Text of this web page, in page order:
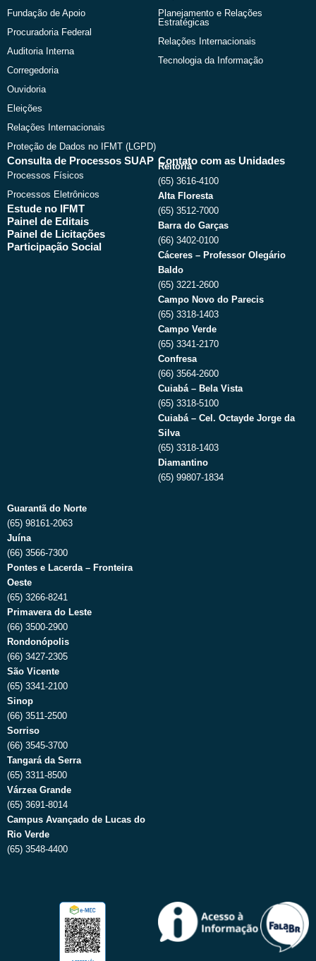
Fundação de Apoio
Procuradoria Federal
Auditoria Interna
Corregedoria
Ouvidoria
Eleições
Relações Internacionais
Proteção de Dados no IFMT (LGPD)
Planejamento e Relações
Estratégicas
Relações Internacionais
Tecnologia da Informação
Consulta de Processos SUAP
Processos Físicos
Processos Eletrônicos
Estude no IFMT
Painel de Editais
Painel de Licitações
Participação Social
Contato com as Unidades
Reitoria
(65) 3616-4100
Alta Floresta
(65) 3512-7000
Barra do Garças
(66) 3402-0100
Cáceres – Professor Olegário
Baldo
(65) 3221-2600
Campo Novo do Parecis
(65) 3318-1403
Campo Verde
(65) 3341-2170
Confresa
(66) 3564-2600
Cuiabá – Bela Vista
(65) 3318-5100
Cuiabá – Cel. Octayde Jorge da
Silva
(65) 3318-1403
Diamantino
(65) 99807-1834
Guarantã do Norte
(65) 98161-2063
Juína
(66) 3566-7300
Pontes e Lacerda – Fronteira
Oeste
(65) 3266-8241
Primavera do Leste
(66) 3500-2900
Rondonópolis
(66) 3427-2305
São Vicente
(65) 3341-2100
Sinop
(66) 3511-2500
Sorriso
(66) 3545-3700
Tangará da Serra
(65) 3311-8500
Várzea Grande
(65) 3691-8014
Campus Avançado de Lucas do
Rio Verde
(65) 3548-4400